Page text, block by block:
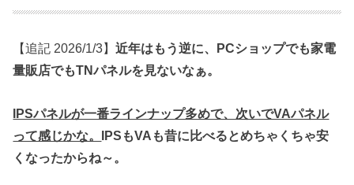
【追記 2026/1/3】近年はもう逆に、PCショップでも家電
量販店でもTNパネルを見ないなぁ。
IPSパネルが一番ラインナップ多めで、次いでVAパネル
って感じかな。 IPSもVAも昔に比べるとめちゃくちゃ安
くなったからね～。